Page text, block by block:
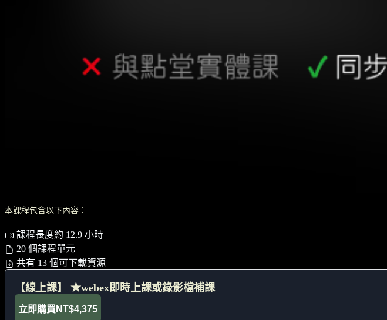
本課程包含以下內容：
課程長度約 12.9 小時
20 個課程單元
共有 13 個可下載資源
【線上課】 ★webex即時上課或錄影檔補課
立即購買 NT$4,375